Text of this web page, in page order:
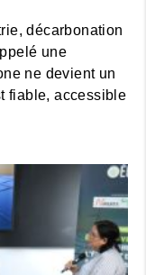
décarbonation
une
ne devient un
fiable, accessible